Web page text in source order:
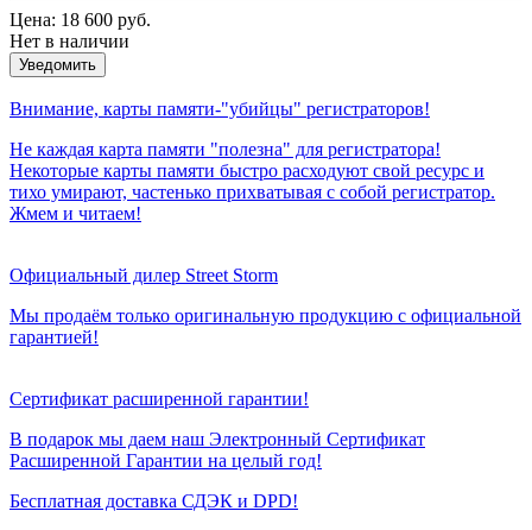
Цена: 18 600 руб.
Нет в наличии
Уведомить
Внимание, карты памяти-"убийцы" регистраторов!
Не каждая карта памяти "полезна" для регистратора!
Некоторые карты памяти быстро расходуют свой ресурс и
тихо умирают, частенько прихватывая с собой регистратор.
Жмем и читаем!
Официальный дилер Street Storm
Мы продаём только оригинальную продукцию с официальной
гарантией!
Сертификат расширенной гарантии!
В подарок мы даем наш Электронный Сертификат
Расширенной Гарантии на целый год!
Бесплатная доставка СДЭК и DPD!